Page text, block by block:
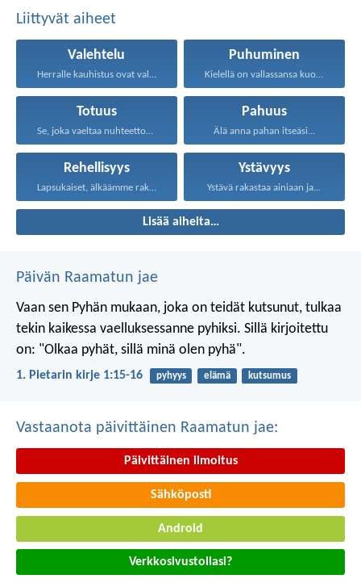
Liittyvät aiheet
Valehtelu
Herralle kauhistus ovat valheelliset...
Puhuminen
Kielellä on vallassansa kuolema...
Totuus
Se, joka vaeltaa nuhteettomasti...
Pahuus
Älä anna pahan itseäsi...
Rehellisyys
Lapsukaiset, älkäämme rakastako sanalla...
Ystävyys
Ystävä rakastaa ainiaan ja...
Lisää aiheita…
Päivän Raamatun jae
Vaan sen Pyhän mukaan, joka on teidät kutsunut, tulkaa
tekin kaikessa vaelluksessanne pyhiksi. Sillä kirjoitettu
on: "Olkaa pyhät, sillä minä olen pyhä".
1. Pietarin kirje 1:15-16 pyhyys elämä kutsumus
Vastaanota päivittäinen Raamatun jae:
Päivittäinen ilmoitus
Sähköposti
Android
Verkkosivustollasi?